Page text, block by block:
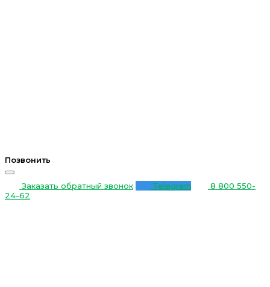
Позвонить
Заказать обратный звонок Telegram
8 800 550-
24-62